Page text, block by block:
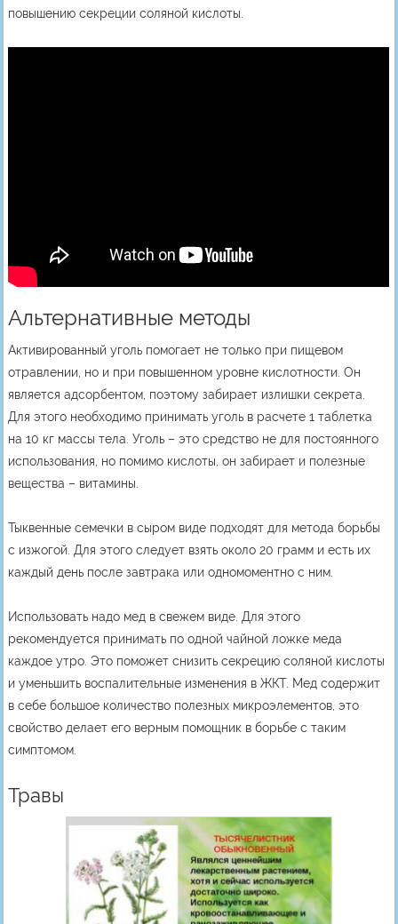
повышению секреции соляной кислоты.
Альтернативные методы
Активированный уголь помогает не только при пищевом
отравлении, но и при повышенном уровне кислотности. Он
является адсорбентом, поэтому забирает излишки секрета.
Для этого необходимо принимать уголь в расчете 1 таблетка
на 10 кг массы тела. Уголь – это средство не для постоянного
использования, но помимо кислоты, он забирает и полезные
вещества – витамины.
Тыквенные семечки в сыром виде подходят для метода борьбы
с изжогой. Для этого следует взять около 20 грамм и есть их
каждый день после завтрака или одномоментно с ним.
Использовать надо мед в свежем виде. Для этого
рекомендуется принимать по одной чайной ложке меда
каждое утро. Это поможет снизить секрецию соляной кислоты
и уменьшить воспалительные изменения в ЖКТ. Мед содержит
в себе большое количество полезных микроэлементов, это
свойство делает его верным помощник в борьбе с таким
симптомом.
Травы